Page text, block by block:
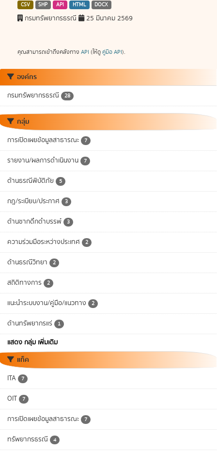
องค์กร
กรมทรัพยากรธรณี 28
กลุ่ม
การเปิดเผยข้อมูลสาธารณะ 7
รายงาน/ผลการดำเนินงาน 7
ด้านธรณีพิบัติภัย 5
กฎ/ระเบียบ/ประกาศ 3
ด้านซากดึกดำบรรพ์ 3
ความร่วมมือระหว่างประเทศ 2
ด้านธรณีวิทยา 2
สถิติทางการ 2
แนะนำระบบงาน/คู่มือ/แนวทาง 2
ด้านทรัพยากรแร่ 1
แสดง กลุ่ม เพิ่มเติม
แท็ค
ITA 7
OIT 7
การเปิดเผยข้อมูลสาธารณะ 7
ทรัพยากรธรณี 4
CSV SHP API HTML DOCX
กรมทรัพยากรธรณี 25 มีนาคม 2569
คุณสามารถเข้าถึงคลังทาง API (ให้ดู คู่มือ API).